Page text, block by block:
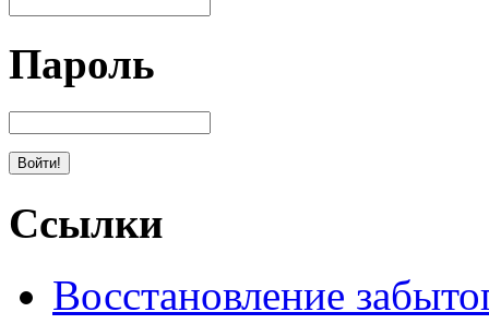
Пароль
Ссылки
Восстановление